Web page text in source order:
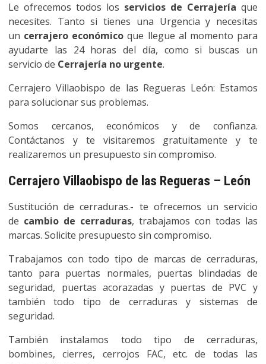
Le ofrecemos todos los servicios de Cerrajería que
necesites. Tanto si tienes una Urgencia y necesitas
un cerrajero económico que llegue al momento para
ayudarte las 24 horas del día, como si buscas un
servicio de Cerrajería no urgente.
Cerrajero Villaobispo de las Regueras León: Estamos
para solucionar sus problemas.
Somos cercanos, económicos y de confianza.
Contáctanos y te visitaremos gratuitamente y te
realizaremos un presupuesto sin compromiso.
Cerrajero Villaobispo de las Regueras – León
Sustitución de cerraduras.- te ofrecemos un servicio
de cambio de cerraduras, trabajamos con todas las
marcas. Solicite presupuesto sin compromiso.
Trabajamos con todo tipo de marcas de cerraduras,
tanto para puertas normales, puertas blindadas de
seguridad, puertas acorazadas y puertas de PVC y
también todo tipo de cerraduras y sistemas de
seguridad.
También instalamos todo tipo de cerraduras,
bombines, cierres, cerrojos FAC, etc. de todas las